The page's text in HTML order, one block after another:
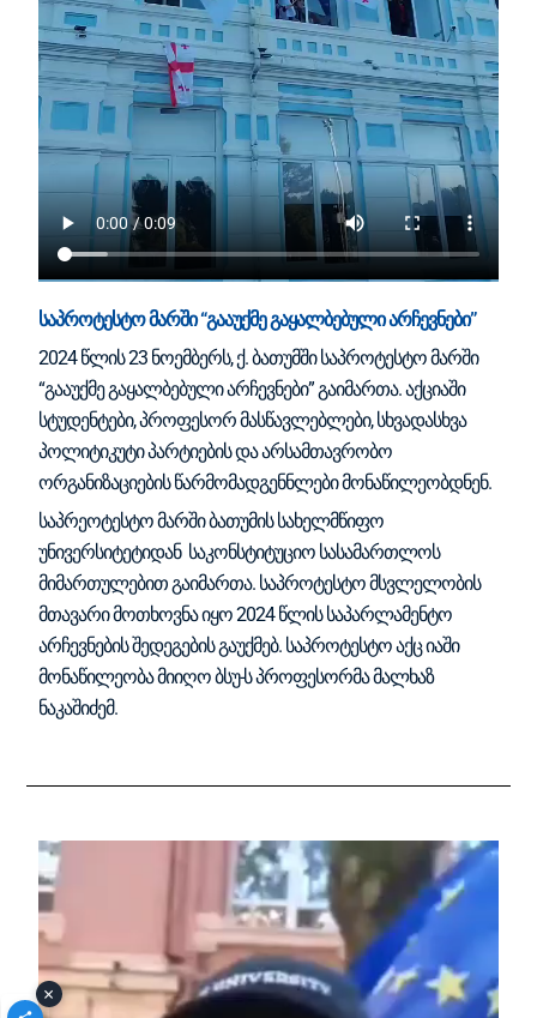
საპროტესტო მარში “გააუქმე გაყალბებული არჩევნები”
2024 წლის 23 ნოემბერს, ქ. ბათუმში საპროტესტო მარში
“გააუქმე გაყალბებული არჩევნები” გაიმართა. აქციაში
სტუდენტები, პროფესორ მასწავლებლები, სხვადასხვა
პოლიტიკუტი პარტიების და არსამთავრობო
ორგანიზაციების წარმომადგენნლები მონაწილეობდნენ.
საპრეოტესტო მარში ბათუმის სახელმწიფო
უნივერსიტეტიდან საკონსტიტუციო სასამართლოს
მიმართულებით გაიმართა. საპროტესტო მსვლელობის
მთავარი მოთხოვნა იყო 2024 წლის საპარლამენტო
არჩევნების შედეგების გაუქმებ. საპროტესტო აქც იაში
მონაწილეობა მიიღო ბსუ-ს პროფესორმა მალხაზ
ნაკაშიძემ.
×